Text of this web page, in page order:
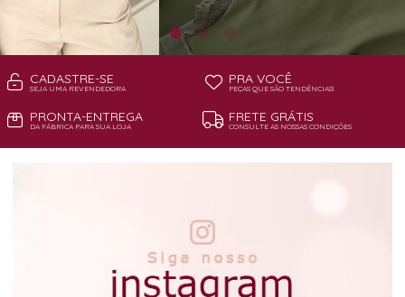
CADASTRE-SE
SEJA UMA REVENDEDORA
PRA VOCÊ
PEÇAS QUE SÃO TENDÊNCIAS!
PRONTA-ENTREGA
DA FÁBRICA PARA SUA LOJA
FRETE GRÁTIS
CONSULTE AS NOSSAS CONDIÇÕES